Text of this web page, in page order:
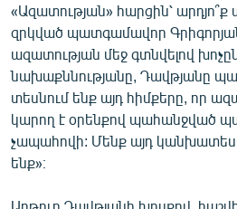
«Ազատության» հարցին՝ արդյո՞ք
զրկված պատգամավոր
ազատության մեջ գտնվելով
նախաքննությանը, Դավթյանը
տեսնում ենք այդ հիմքերը, որ
կարող է օրենքով պահանջված
չապահովի: Մենք այդ
ենք»։
Արթուր Դավթյանի խոսքով,